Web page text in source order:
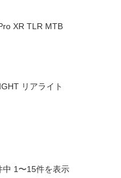
XR TLR MTB
リアライト
中 1〜15件を表示